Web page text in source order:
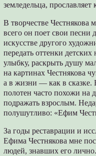
земледельца, прославляет
В творчестве Честнякова
всего он поет свои песни
искусстве другого
передать оттенки детских
улыбку, раскрыть душу
на картинах Честнякова
а в жизни — как в сказке.
полотен часто похожи на
подражать взрослым.
полушутливо: «Ефим
За годы реставрации и
Ефима Честнякова мне
людей, знавших его